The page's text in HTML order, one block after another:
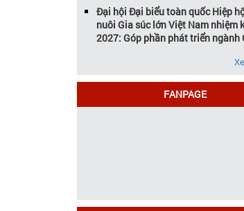
Đại hội Đại biểu toàn quốc Hiệp
nuôi Gia súc lớn Việt Nam nhiệm
2027: Góp phần phát triển ngành
FANPAGE